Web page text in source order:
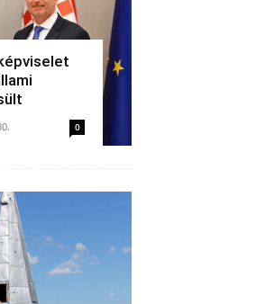
0